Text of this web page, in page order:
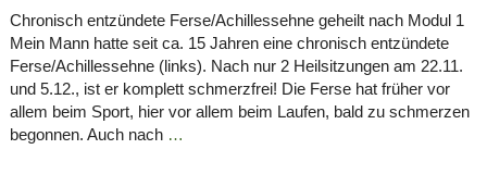
Chronisch entzündete Ferse/Achillessehne geheilt nach Modul 1
Mein Mann hatte seit ca. 15 Jahren eine chronisch entzündete
Ferse/Achillessehne (links). Nach nur 2 Heilsitzungen am 22.11.
und 5.12., ist er komplett schmerzfrei! Die Ferse hat früher vor
allem beim Sport, hier vor allem beim Laufen, bald zu schmerzen
begonnen. Auch nach …